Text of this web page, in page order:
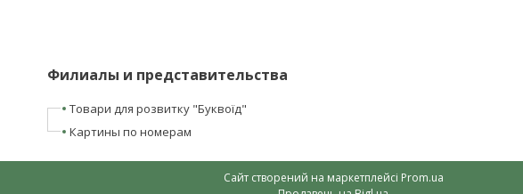
Филиалы и представительства
Товари для розвитку "Буквоїд"
Картины по номерам
Сайт створений на маркетплейсі Prom.ua